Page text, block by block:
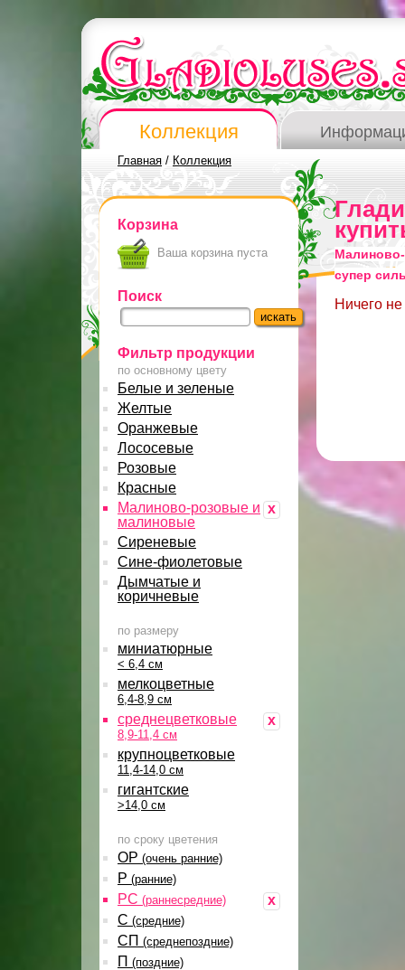
Коллекция
Главная / Коллекция
Корзина
Ваша корзина пуста
Поиск
Фильтр продукции
по основному цвету
Белые и зеленые
Желтые
Оранжевые
Лососевые
Розовые
Красные
x
Малиново-розовые и
малиновые
Сиреневые
Сине-фиолетовые
Дымчатые и
коричневые
по размеру
миниатюрные
< 6,4 см
мелкоцветные
6,4-8,9 см
x
среднецветковые
8,9-11,4 см
крупноцветковые
11,4-14,0 см
гигантские
>14,0 см
по сроку цветения
ОР (очень ранние)
Р (ранние)
x
РС (раннесредние)
С (средние)
СП (среднепоздние)
П (поздние)
супер
Ничего